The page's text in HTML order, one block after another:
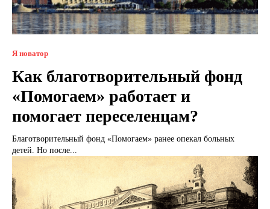
Я новатор
Как благотворительный фонд
«Помогаем» работает и
помогает переселенцам?
Благотворительный фонд «Помогаем» ранее опекал больных
детей. Но после...